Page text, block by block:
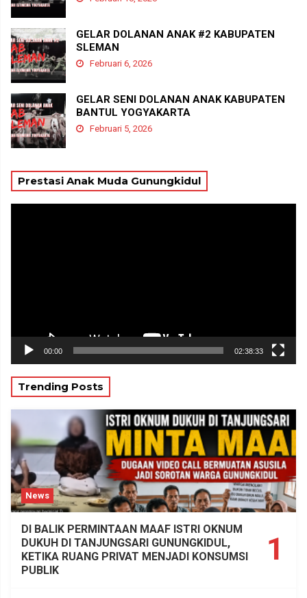
GELAR DOLANAN ANAK #2 KABUPATEN
SLEMAN
Februari 6, 2026
GELAR SENI DOLANAN ANAK KABUPATEN
BANTUL YOGYAKARTA
Februari 5, 2026
Prestasi Anak Muda Gunungkidul
00:00 02:38:33
Trending Posts
News
1
DI BALIK PERMINTAAN MAAF ISTRI OKNUM
DUKUH DI TANJUNGSARI GUNUNGKIDUL,
KETIKA RUANG PRIVAT MENJADI KONSUMSI
PUBLIK